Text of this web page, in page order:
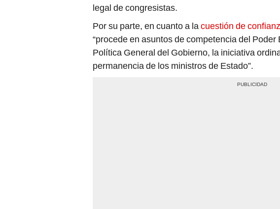
legal de congresistas.
Por su parte, en cuanto a la cuestión de
“procede en asuntos de competencia del
Política General del Gobierno, la iniciativa
permanencia de los ministros de Estado”.